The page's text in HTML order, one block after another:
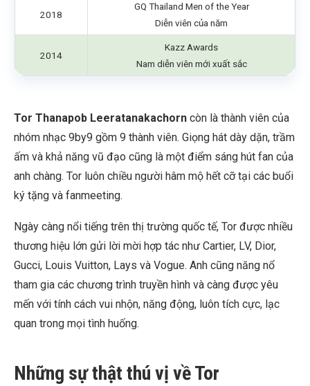
2018
GQ Thailand Men of the Year
Diễn viên của năm
2014
Kazz Awards
Nam diễn viên mới xuất sắc
Tor Thanapob Leeratanakachorn còn là thành viên của
nhóm nhạc 9by9 gồm 9 thành viên. Giọng hát dày dặn, trầm
ấm và khả năng vũ đạo cũng là một điểm sáng hút fan của
anh chàng. Tor luôn chiều người hâm mộ hết cỡ tại các buổi
ký tặng và fanmeeting.
Ngày càng nổi tiếng trên thị trường quốc tế, Tor được nhiều
thương hiệu lớn gửi lời mời hợp tác như Cartier, LV, Dior,
Gucci, Louis Vuitton, Lays và Vogue. Anh cũng năng nổ
tham gia các chương trình truyền hình và càng được yêu
mến với tính cách vui nhộn, năng động, luôn tích cực, lạc
quan trong mọi tình huống.
Những sự thật thú vị về Tor